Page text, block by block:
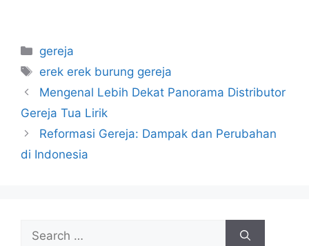
Categories
gereja
Tags
erek erek burung gereja
Mengenal Lebih Dekat Panorama Distributor
Gereja Tua Lirik
Reformasi Gereja: Dampak dan Perubahan
di Indonesia